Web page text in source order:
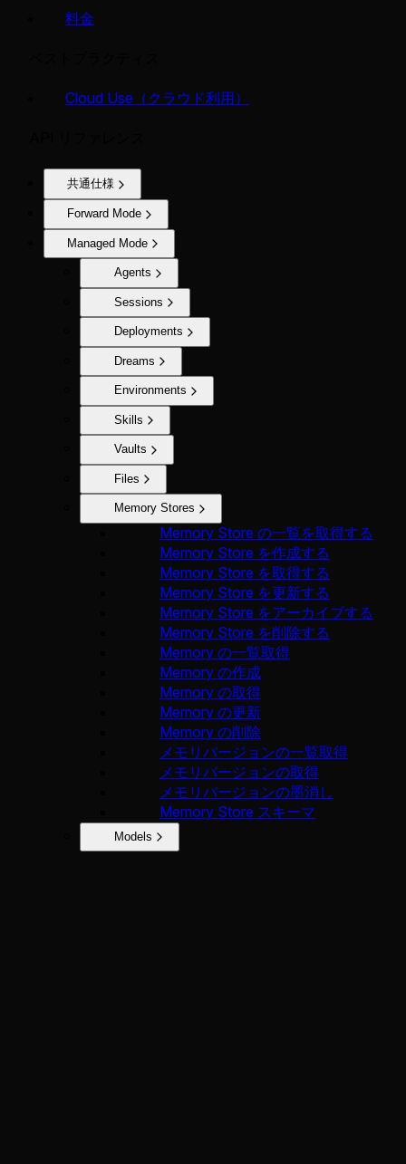
料金
Cloud Use（クラウド利用）
共通仕様
Forward Mode
Managed Mode
Agents
Sessions
Deployments
Dreams
Environments
Skills
Vaults
Files
Memory Stores
Memory Store の一覧を取得する
Memory Store を作成する
Memory Store を取得する
Memory Store を更新する
Memory Store をアーカイブする
Memory Store を削除する
Memory の一覧取得
Memory の作成
Memory の取得
Memory の更新
Memory の削除
メモリバージョンの一覧取得
メモリバージョンの取得
メモリバージョンの墨消し
Memory Store スキーマ
Models